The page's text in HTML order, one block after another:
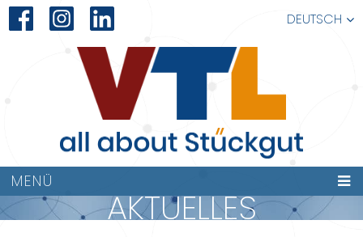
DEUTSCH
MENÜ
AKTUELLES